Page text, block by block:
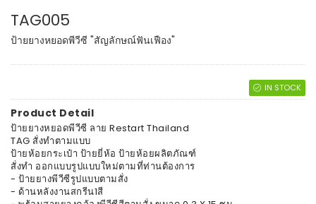
TAG005
ป้ายยางหยอดพีวีซี "สัญลักษณ์ฟันเฟือง"
IN STOCK
Product Detail
ป้ายยางหยอดพีวีซี ลาย Restart Thailand
TAG สั่งทำตามแบบ
ป้ายห้อยกระเป๋า ป้ายยี่ห้อ ป้ายห้อยผลิตภัณฑ์
สั่งทำ ออกแบบรูปแบบใหม่ตามที่ท่านต้องการ
- ป้ายยางพีวีซีรูปแบบตามสั่ง
- ด้านหลังงานสกรีน1สี